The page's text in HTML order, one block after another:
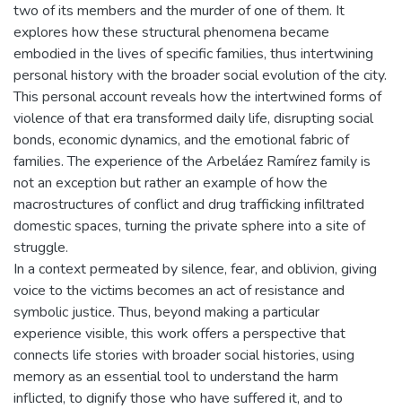
two of its members and the murder of one of them. It
explores how these structural phenomena became
embodied in the lives of specific families, thus intertwining
personal history with the broader social evolution of the city.
This personal account reveals how the intertwined forms of
violence of that era transformed daily life, disrupting social
bonds, economic dynamics, and the emotional fabric of
families. The experience of the Arbeláez Ramírez family is
not an exception but rather an example of how the
macrostructures of conflict and drug trafficking infiltrated
domestic spaces, turning the private sphere into a site of
struggle.
In a context permeated by silence, fear, and oblivion, giving
voice to the victims becomes an act of resistance and
symbolic justice. Thus, beyond making a particular
experience visible, this work offers a perspective that
connects life stories with broader social histories, using
memory as an essential tool to understand the harm
inflicted, to dignify those who have suffered it, and to